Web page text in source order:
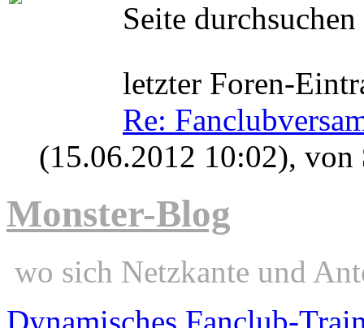
Seite durchsuchen
letzter Foren-
Re:
(15.06.2012 10:02), von
Monster-Blog
wo sich Netzkante und
Dynamisches Fanclub-